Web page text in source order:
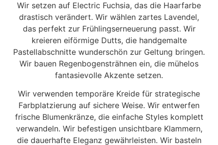
Wir setzen auf Electric Fuchsia, das die Haarfarbe
drastisch verändert. Wir wählen zartes Lavendel,
das perfekt zur Frühlingserneuerung passt. Wir
kreieren eiförmige Dutts, die handgemalte
Pastellabschnitte wunderschön zur Geltung bringen.
Wir bauen Regenbogensträhnen ein, die mühelos
fantasievolle Akzente setzen.
Wir verwenden temporäre Kreide für strategische
Farbplatzierung auf sichere Weise. Wir entwerfen
frische Blumenkränze, die einfache Styles komplett
verwandeln. Wir befestigen unsichtbare Klammern,
die dauerhafte Eleganz gewährleisten. Wir basteln